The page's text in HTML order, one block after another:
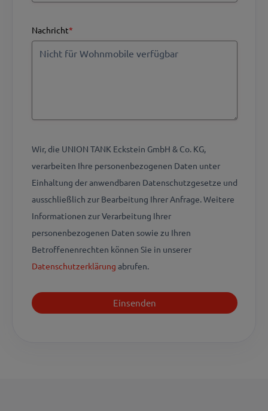
Nachricht*
Wir, die UNION TANK Eckstein GmbH & Co. KG,
verarbeiten Ihre personenbezogenen Daten unter
Einhaltung der anwendbaren Datenschutzgesetze und
ausschließlich zur Bearbeitung Ihrer Anfrage. Weitere
Informationen zur Verarbeitung Ihrer
personenbezogenen Daten sowie zu Ihren
Betroffenenrechten können Sie in unserer
Datenschutzerklärung abrufen.